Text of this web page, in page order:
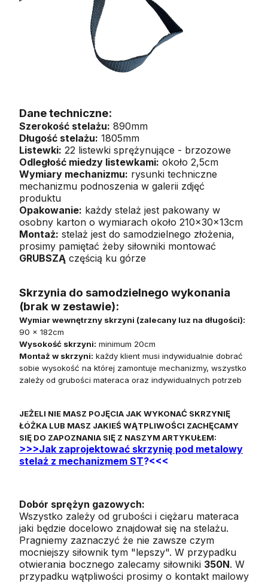
Dane techniczne:
Szerokość stelażu: 890mm
Długość stelażu: 1805mm
Listewki: 22 listewki sprężynujące - brzozowe
Odległość miedzy listewkami: około 2,5cm
Wymiary mechanizmu: rysunki techniczne
mechanizmu podnoszenia w galerii zdjęć
produktu
Opakowanie: każdy stelaż jest pakowany w
osobny karton o wymiarach około 210x30x13cm
Montaż: stelaż jest do samodzielnego złożenia,
prosimy pamiętać żeby siłowniki montować
GRUBSZĄ częścią ku górze
Skrzynia do samodzielnego wykonania
(brak w zestawie):
Wymiar wewnętrzny skrzyni (zalecany luz na długości):
90 x 182cm
Wysokość skrzyni: minimum 20cm
Montaż w skrzyni: każdy klient musi indywidualnie dobrać
sobie wysokość na której zamontuje mechanizmy, wszystko
zależy od grubości materaca oraz indywidualnych potrzeb
JEŻELI NIE MASZ POJĘCIA JAK WYKONAĆ SKRZYNIĘ
ŁÓŻKA LUB MASZ JAKIEŚ WĄTPLIWOŚCI ZACHĘCAMY
SIĘ DO ZAPOZNANIA SIĘ Z NASZYM ARTYKUŁEM:
>>>Jak zaprojektować skrzynię pod metalowy
stelaż z mechanizmem ST?<<<
Dobór sprężyn gazowych:
Wszystko zależy od grubości i ciężaru materaca
jaki będzie docelowo znajdował się na stelażu.
Pragniemy zaznaczyć że nie zawsze czym
mocniejszy siłownik tym "lepszy". W przypadku
otwierania bocznego zalecamy siłowniki 350N. W
przypadku wątpliwości prosimy o kontakt mailowy